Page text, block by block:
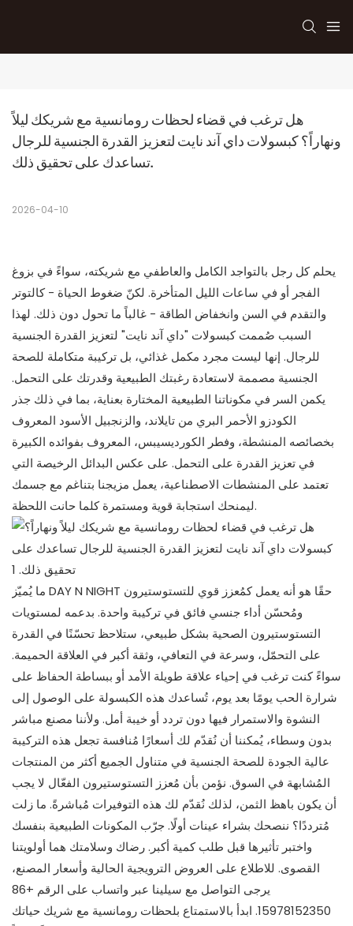
هل ترغب في قضاء لحظات رومانسية مع شريكك ليلاً
ونهاراً؟ كبسولات داي آند نايت لتعزيز القدرة الجنسية للرجال
تساعدك على تحقيق ذلك.
2026-04-10
يحلم كل رجل بالتواجد الكامل والعاطفي مع شريكته، سواءً في بزوغ
الفجر أو في ساعات الليل المتأخرة. لكنّ ضغوط الحياة - كالتوتر
والتقدم في السن وانخفاض الطاقة - غالباً ما تحول دون ذلك. لهذا
السبب صُممت كبسولات "داي آند نايت" لتعزيز القدرة الجنسية
للرجال. إنها ليست مجرد مكمل غذائي، بل تركيبة متكاملة للصحة
الجنسية مصممة لاستعادة رغبتك الطبيعية وقدرتك على التحمل.
يكمن السر في مكوناتنا الطبيعية المختارة بعناية، بما في ذلك جذر
الكودزو الأحمر البري من تايلاند، والزنجبيل الأسود المعروف
بخصائصه المنشطة، وفطر الكورديسيبس، المعروف بفوائده الكبيرة
في تعزيز القدرة على التحمل. على عكس البدائل الرخيصة التي
تعتمد على المنشطات الاصطناعية، يعمل مزيجنا بتناغم مع جسمك
ليمنحك استجابة قوية ومستمرة كلما حانت اللحظة.
ما يُميّز DAY N NIGHT حقًا هو أنه يعمل كمُعزز قوي للتستوستيرون
ومُحسّن أداء جنسي فائق في تركيبة واحدة. بدعمه لمستويات
التستوستيرون الصحية بشكل طبيعي، ستلاحظ تحسّنًا في القدرة
على التحمّل، وسرعة في التعافي، وثقة أكبر في العلاقة الحميمة.
سواءً كنت ترغب في إحياء علاقة طويلة الأمد أو ببساطة الحفاظ على
شرارة الحب يومًا بعد يوم، تُساعدك هذه الكبسولة على الوصول إلى
النشوة والاستمرار فيها دون تردد أو خيبة أمل. ولأننا مصنع مباشر
بدون وسطاء، يُمكننا أن نُقدّم لك أسعارًا مُنافسة تجعل هذه التركيبة
عالية الجودة للصحة الجنسية في متناول الجميع أكثر من المنتجات
المُشابهة في السوق. نؤمن بأن مُعزز التستوستيرون الفعّال لا يجب
أن يكون باهظ الثمن، لذلك نُقدّم لك هذه التوفيرات مُباشرةً. ما زلت
مُترددًا؟ ننصحك بشراء عينات أولًا. جرّب المكونات الطبيعية بنفسك
واختبر تأثيرها قبل طلب كمية أكبر. رضاك ​​وسلامتك هما أولويتنا
القصوى. للاطلاع على العروض الترويجية الحالية وأسعار المصنع،
يرجى التواصل مع سيلينا عبر واتساب على الرقم +86
15978152350. ابدأ بالاستمتاع بلحظات رومانسية مع شريك حياتك